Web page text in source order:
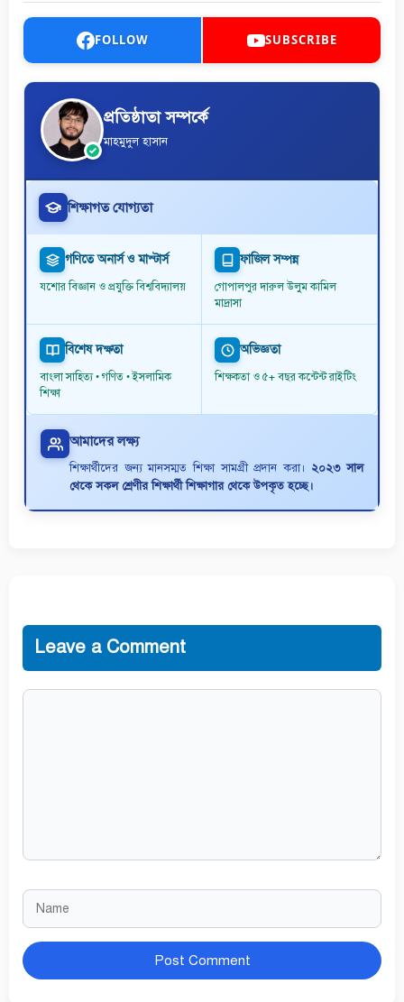
FOLLOW SUBSCRIBE
প্রতিষ্ঠাতা সম্পর্কে
মাহমুদুল হাসান
শিক্ষাগত যোগ্যতা
গণিতে অনার্স ও মাস্টার্স
যশোর বিজ্ঞান ও প্রযুক্তি বিশ্ববিদ্যালয়
ফাজিল সম্পন্ন
গোপালপুর দারুল উলুম কামিল
মাদ্রাসা
বিশেষ দক্ষতা
বাংলা সাহিত্য • গণিত • ইসলামিক
শিক্ষা
অভিজ্ঞতা
শিক্ষকতা ও ৫+ বছর কন্টেন্ট রাইটিং
আমাদের লক্ষ্য
শিক্ষার্থীদের জন্য মানসম্মত শিক্ষা সামগ্রী প্রদান করা। ২০২৩ সাল
থেকে সকল শ্রেণীর শিক্ষার্থী শিক্ষাগার থেকে উপকৃত হচ্ছে।
Leave a Comment
Comment
Name
Website